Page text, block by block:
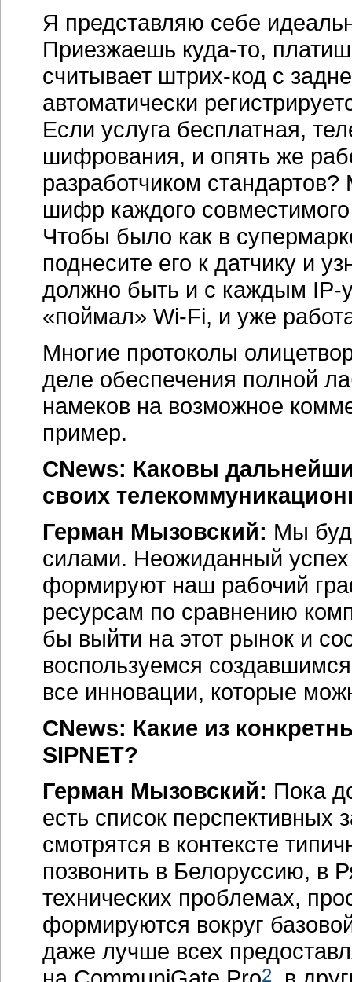
Я представляю себе
Приезжаешь куда-то,
считывает штрих-код с
автоматически
Если услуга бесплатная,
шифрования, и опять же
разработчиком
шифр каждого
Чтобы было как в
поднесите его к датчику и
должно быть и с каждым IP-
«поймал» Wi-Fi, и уже
Многие протоколы
деле обеспечения полной
намеков на возможное
пример.
CNews: Каковы
своих
Герман Мызовский: Мы
силами. Неожиданный успех
формируют наш рабочий
ресурсам по сравнению
бы выйти на этот рынок и
воспользуемся
все инновации, которые
CNews: Какие из
SIPNET?
Герман Мызовский: Пока
есть список перспективных
смотрятся в контексте
позвонить в Белоруссию, в
технических проблемах,
формируются вокруг
даже лучше всех
2